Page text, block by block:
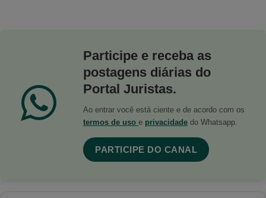
Participe e receba as
postagens diárias do
Portal Juristas.
Ao entrar você está ciente e de acordo com os
termos de uso e privacidade do Whatsapp.
PARTICIPE DO CANAL